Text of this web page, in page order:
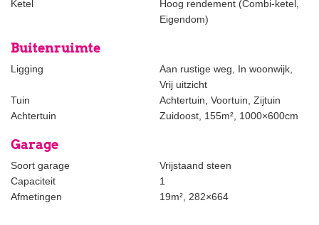
Ketel
Hoog rendement (Combi-ketel,
Eigendom)
Buitenruimte
Ligging
Aan rustige weg, In woonwijk,
Vrij uitzicht
Tuin
Achtertuin, Voortuin, Zijtuin
Achtertuin
Zuidoost, 155m², 1000×600cm
Garage
Soort garage
Vrijstaand steen
Capaciteit
1
Afmetingen
19m², 282×664